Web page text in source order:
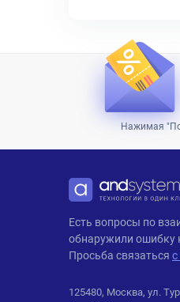
Нажимая
ANDPRO
Есть вопросы по
обнаружили ошибку
Просьба связаться
125480, Москва, ул.